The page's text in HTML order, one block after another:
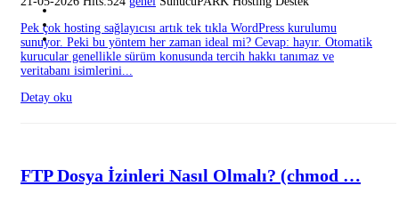
Pek çok hosting sağlayıcısı artık tek tıkla WordPress kurulumu
sunuyor. Peki bu yöntem her zaman ideal mi? Cevap: hayır. Otomatik
kurucular genellikle sürüm konusunda tercih hakkı tanımaz ve
veritabanı isimlerini...
Detay oku
FTP Dosya İzinleri Nasıl Olmalı? (chmod …